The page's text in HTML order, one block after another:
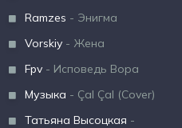
Ramzes - Энигма
Vorskiy - Жена
Fpv - Исповедь Вора
Музыка - Çal Çal (Cover)
Татьяна Высоцкая -